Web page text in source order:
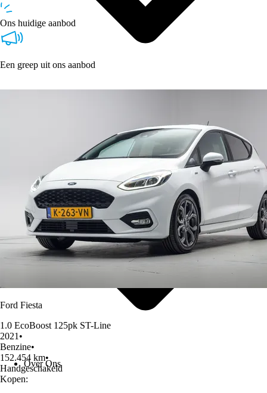
Over Ons
Ons huidige aanbod
Een greep uit ons aanbod
Ford Fiesta
1.0 EcoBoost 125pk ST-Line
2021 •
Benzine•
152.454 km•
Handgeschakeld
Kopen: